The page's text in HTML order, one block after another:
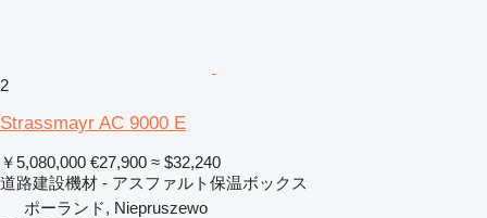
2
Strassmayr AC 9000 E
￥5,080,000 €27,900 ≈ $32,240
道路建設機材 - アスファルト保温ボックス
ポーランド, Niepruszewo